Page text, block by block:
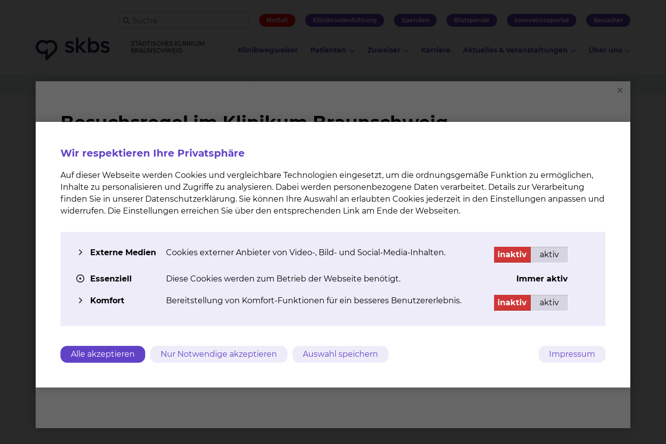
Notfall Klinikroutenführung Spenden Blutspende Innovationsportal Besucher
Klinikwegweiser Patienten Zuweiser Karriere Aktuelles & Veranstaltungen Über uns
Spenden Unternehmens-Spenden an das skbs – gemeinsam Verantwortung übernehmen
Unternehmens-Spenden an das skbs – gemeinsam
Verantwortung übernehmen
Gemeinsam Verantwortung übernehmen – für die Gesundheit in unserer Region
Ihre Unternehmensspende an das skbs ist ein wichtiger Beitrag für die Gesundheitsversorgung vor Ort – und noch viel mehr: Sie zeigen soziale
Verantwortung und Ihre Verbundenheit mit den Menschen in der Region.
Gemeinsam mehr erreichen:
Ob Medizintechnik, Forschung, Stärkung der Mitarbeitenden oder eine höhere Aufenthaltsqualität für Patientinnen und Patienten – Ihre Spende hilft
uns, die Gesundheitsversorgung in Braunschweig und Umgebung weiter zu verbessern.
Partnerschaft mit Mehrwert:
Ihre Spende können Sie selbstverständlich steuerlich geltend machen, wir stellen Ihnen gerne eine Zuwendungsbestätigung aus.
Wir respektieren Ihre Privatsphäre
Auf dieser Webseite werden Cookies und vergleichbare Technologien eingesetzt, um die ordnungsgemäße Funktion zu ermöglichen,
Inhalte zu personalisieren und Zugriffe zu analysieren. Dabei werden personenbezogene Daten verarbeitet. Details zur Verarbeitung
finden Sie in unserer Datenschutzerklärung. Sie können Ihre Auswahl an erlaubten Cookies jederzeit in den Einstellungen anpassen und
widerrufen. Die Einstellungen erreichen Sie über den entsprechenden Link am Ende der Webseiten.
Externe Medien Cookies externer Anbieter von Video-, Bild- und Social-Media-Inhalten. inaktiv aktiv
Essenziell Diese Cookies werden zum Betrieb der Webseite benötigt. Immer aktiv
Komfort Bereitstellung von Komfort-Funktionen für ein besseres Benutzererlebnis. inaktiv aktiv
Alle akzeptieren Nur Notwendige akzeptieren Auswahl speichern Impressum